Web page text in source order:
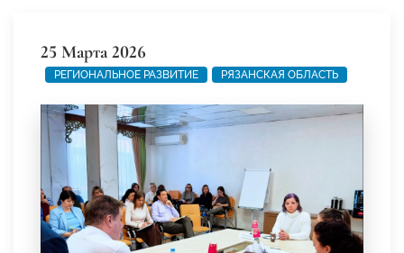
25 Марта 2026
РЕГИОНАЛЬНОЕ РАЗВИТИЕ РЯЗАНСКАЯ ОБЛАСТЬ